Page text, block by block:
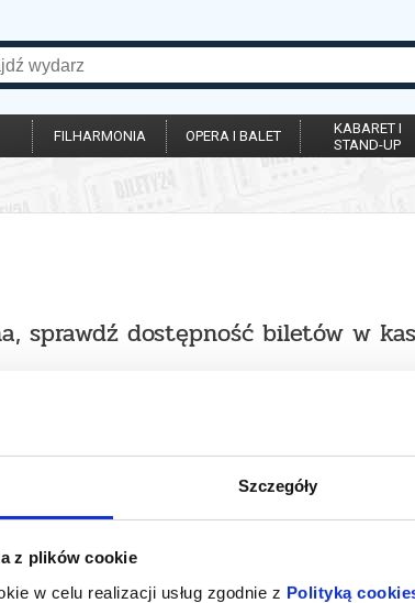
Szczegóły
z plików cookie
w celu realizacji usług zgodnie z Polityką
FILHARMONIA OPERA I BALET
KABARET I
STAND-UP
sprawdź dostępność biletów w